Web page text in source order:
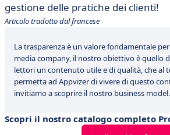
gestione delle pratiche dei clienti!
Articolo tradotto dal francese
La trasparenza è un valore fondamentale
media company, il nostro obiettivo è quello
lettori un contenuto utile e di qualità, che al
permetta ad Appvizer di vivere di questo
invitiamo a scoprire il nostro business model.
Scopri il nostro catalogo completo